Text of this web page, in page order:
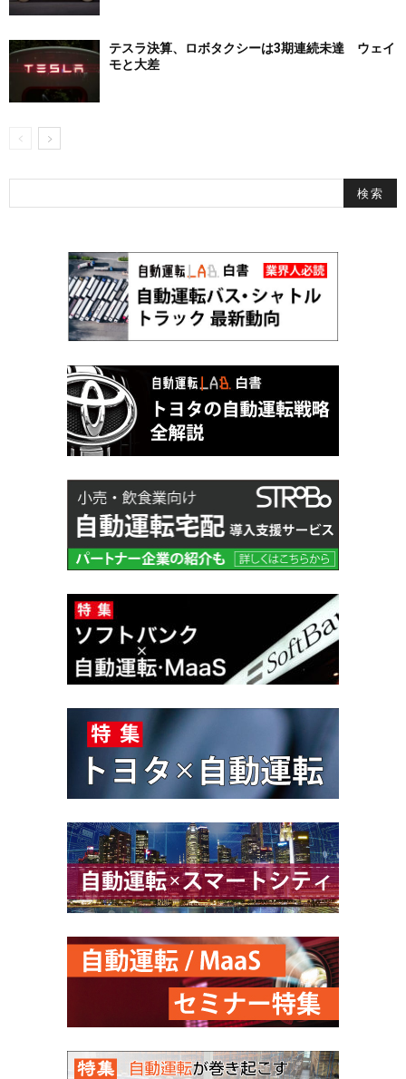
テスラ決算、ロボタクシーは3期連続未達 ウェイ
モと大差